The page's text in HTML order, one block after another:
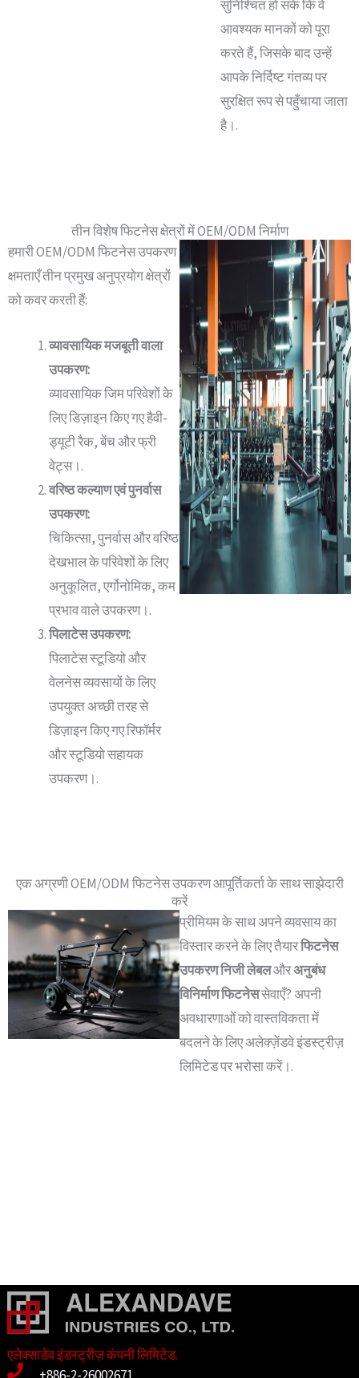
सुनिश्चित हो सके कि वे
आवश्यक मानकों को पूरा
करते हैं, जिसके बाद उन्हें
आपके निर्दिष्ट गंतव्य पर
सुरक्षित रूप से पहुँचाया जाता
है।.
तीन विशेष फिटनेस क्षेत्रों में OEM/ODM निर्माण
हमारी OEM/ODM फिटनेस उपकरण
क्षमताएँ तीन प्रमुख अनुप्रयोग क्षेत्रों
को कवर करती हैं:
व्यावसायिक मजबूती वाला
उपकरण:
व्यावसायिक जिम परिवेशों के
लिए डिज़ाइन किए गए हैवी-
ड्यूटी रैक, बेंच और फ्री
वेट्स।.
वरिष्ठ कल्याण एवं पुनर्वास
उपकरण:
चिकित्सा, पुनर्वास और वरिष्ठ
देखभाल के परिवेशों के लिए
अनुकूलित, एर्गोनोमिक, कम
प्रभाव वाले उपकरण।.
पिलाटेस उपकरण:
पिलाटेस स्टूडियो और
वेलनेस व्यवसायों के लिए
उपयुक्त अच्छी तरह से
डिज़ाइन किए गए रिफॉर्मर
और स्टूडियो सहायक
उपकरण।.
एक अग्रणी OEM/ODM फिटनेस उपकरण आपूर्तिकर्ता के साथ साझेदारी
करें
प्रीमियम के साथ अपने व्यवसाय का
विस्तार करने के लिए तैयारफिटनेस
उपकरण निजी लेबलऔरअनुबंध
विनिर्माण फिटनेससेवाएँ? अपनी
अवधारणाओं को वास्तविकता में
बदलने के लिए अलेक्ज़ेंडवे इंडस्ट्रीज़
लिमिटेड पर भरोसा करें।.
एलेक्साडेव इंडस्ट्रीज़ कंपनी लिमिटेड.